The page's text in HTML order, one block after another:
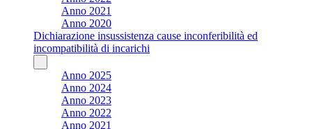
Anno 2021
Anno 2020
Dichiarazione insussistenza cause inconferibilità ed
incompatibilità di incarichi
Anno 2025
Anno 2024
Anno 2023
Anno 2022
Anno 2021